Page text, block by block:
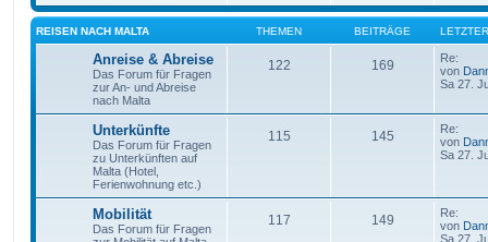
REISEN NACH MALTA THEMEN BEITRÄGE
Anreise & Abreise
Das Forum für Fragen
zur An- und Abreise
nach Malta
122 169
Re:
von
Sa 27.
Unterkünfte
Das Forum für Fragen
zu Unterkünften auf
Malta (Hotel,
Ferienwohnung etc.)
115 145
Re:
von
Sa 27.
Mobilität
Das Forum für Fragen
117 149
Re:
von
Sa 27.